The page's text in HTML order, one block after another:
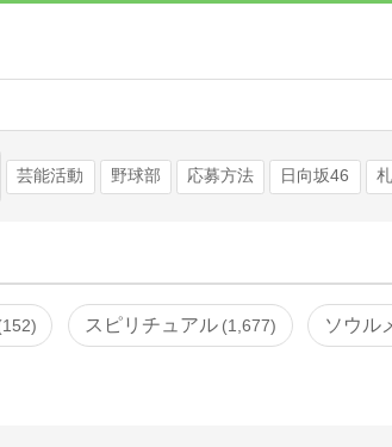
芸能活動 野球部 応募方法 日向坂46
152 スピリチュアル 1,677 ソウル